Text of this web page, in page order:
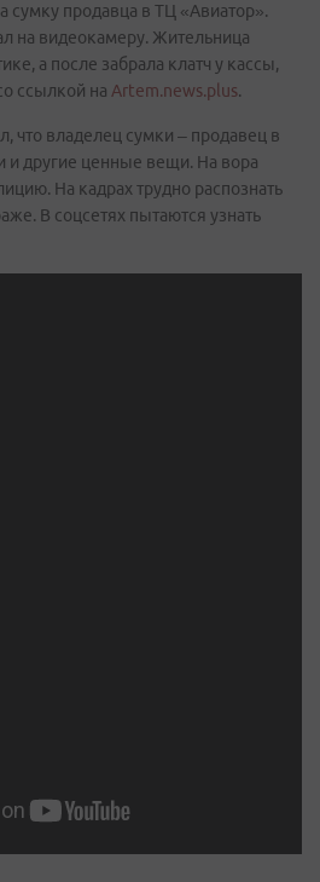
продавца в ТЦ «Авиатор».
на видеокамеру. Жительница
а после забрала клатч у кассы,
ссылкой на Artem.news.plus.
что владелец сумки – продавец в
и другие ценные вещи. На вора
На кадрах трудно распознать
В соцсетях пытаются узнать